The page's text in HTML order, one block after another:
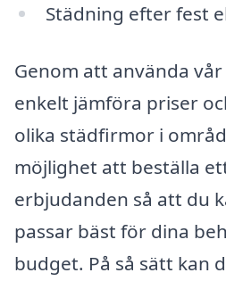
Städning efter fest
Genom att använda
enkelt jämföra priser
olika städfirmor i
möjlighet att beställa
erbjudanden så att du
passar bäst för dina
budget. På så sätt kan